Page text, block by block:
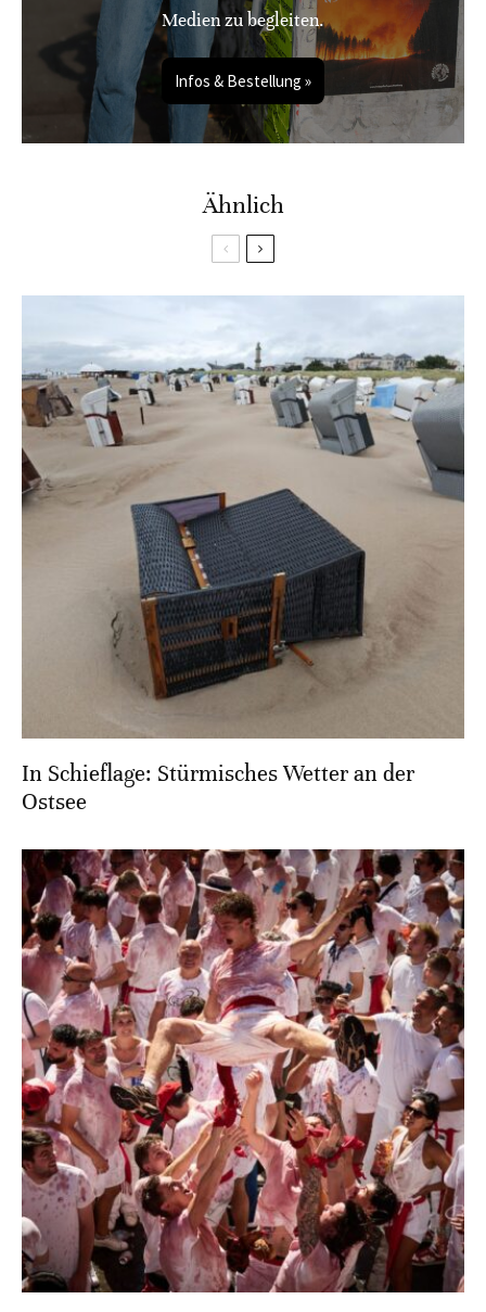
Medien zu begleiten.
Infos & Bestellung »
Ähnlich
In Schieflage: Stürmisches Wetter an der
Ostsee